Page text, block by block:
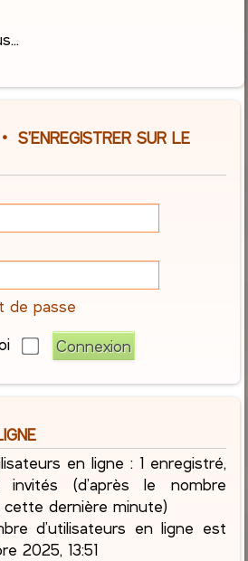
•S’ENREGISTRER SUR LE
de passe
en ligne : 1 enregistré,
(d’après le nombre
cette dernière minute)
d’utilisateurs en ligne est
2025, 13:51